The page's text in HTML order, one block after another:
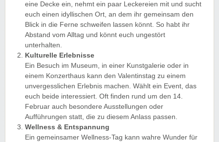
eine Decke ein, nehmt ein paar Leckereien mit und sucht
euch einen idyllischen Ort, an dem ihr gemeinsam den
Blick in die Ferne schweifen lassen könnt. So habt ihr
Abstand vom Alltag und könnt euch ungestört
unterhalten.
Kulturelle Erlebnisse
Ein Besuch im Museum, in einer Kunstgalerie oder in
einem Konzerthaus kann den Valentinstag zu einem
unvergesslichen Erlebnis machen. Wählt ein Event, das
euch beide interessiert. Oft finden rund um den 14.
Februar auch besondere Ausstellungen oder
Aufführungen statt, die zu diesem Anlass passen.
Wellness & Entspannung
Ein gemeinsamer Wellness-Tag kann wahre Wunder für